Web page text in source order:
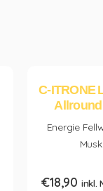
C-ITRONE
Allround
Energie
€18,90 inkl.